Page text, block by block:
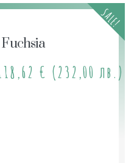
SALE!
€ (232,00 лв.)